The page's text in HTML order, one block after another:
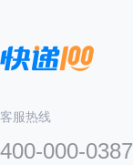
客服热线
400-000-0387